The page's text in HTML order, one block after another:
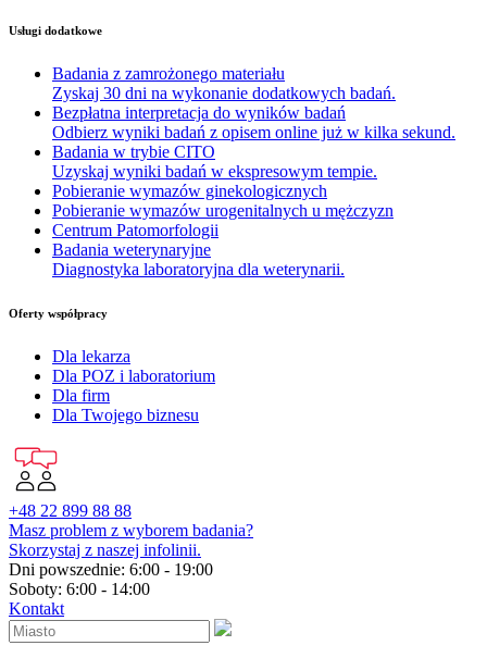
Usługi dodatkowe
Badania z zamrożonego materiału
Zyskaj 30 dni na wykonanie dodatkowych badań.
Bezpłatna interpretacja do wyników badań
Odbierz wyniki badań z opisem online już w kilka sekund.
Badania w trybie CITO
Uzyskaj wyniki badań w ekspresowym tempie.
Pobieranie wymazów ginekologicznych
Pobieranie wymazów urogenitalnych u mężczyzn
Centrum Patomorfologii
Badania weterynaryjne
Diagnostyka laboratoryjna dla weterynarii.
Oferty współpracy
Dla lekarza
Dla POZ i laboratorium
Dla firm
Dla Twojego biznesu
+48 22 899 88 88
Masz problem z wyborem badania?
Skorzystaj z naszej infolinii.
Dni powszednie: 6:00 - 19:00
Soboty: 6:00 - 14:00
Kontakt